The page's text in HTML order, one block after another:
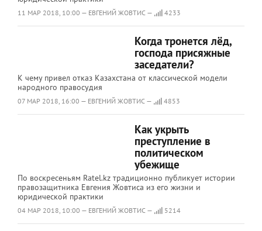
11 МАР 2018, 10:00 — ЕВГЕНИЙ ЖОВТИС — 4233
Когда тронется лёд,
господа присяжные
заседатели?
К чему привел отказ Казахстана от классической модели
народного правосудия
07 МАР 2018, 16:00 — ЕВГЕНИЙ ЖОВТИС — 4853
Как укрыть
преступление в
политическом
убежище
По воскресеньям Ratel.kz традиционно публикует истории
правозащитника Евгения Жовтиса из его жизни и
юридической практики
04 МАР 2018, 10:00 — ЕВГЕНИЙ ЖОВТИС — 5214